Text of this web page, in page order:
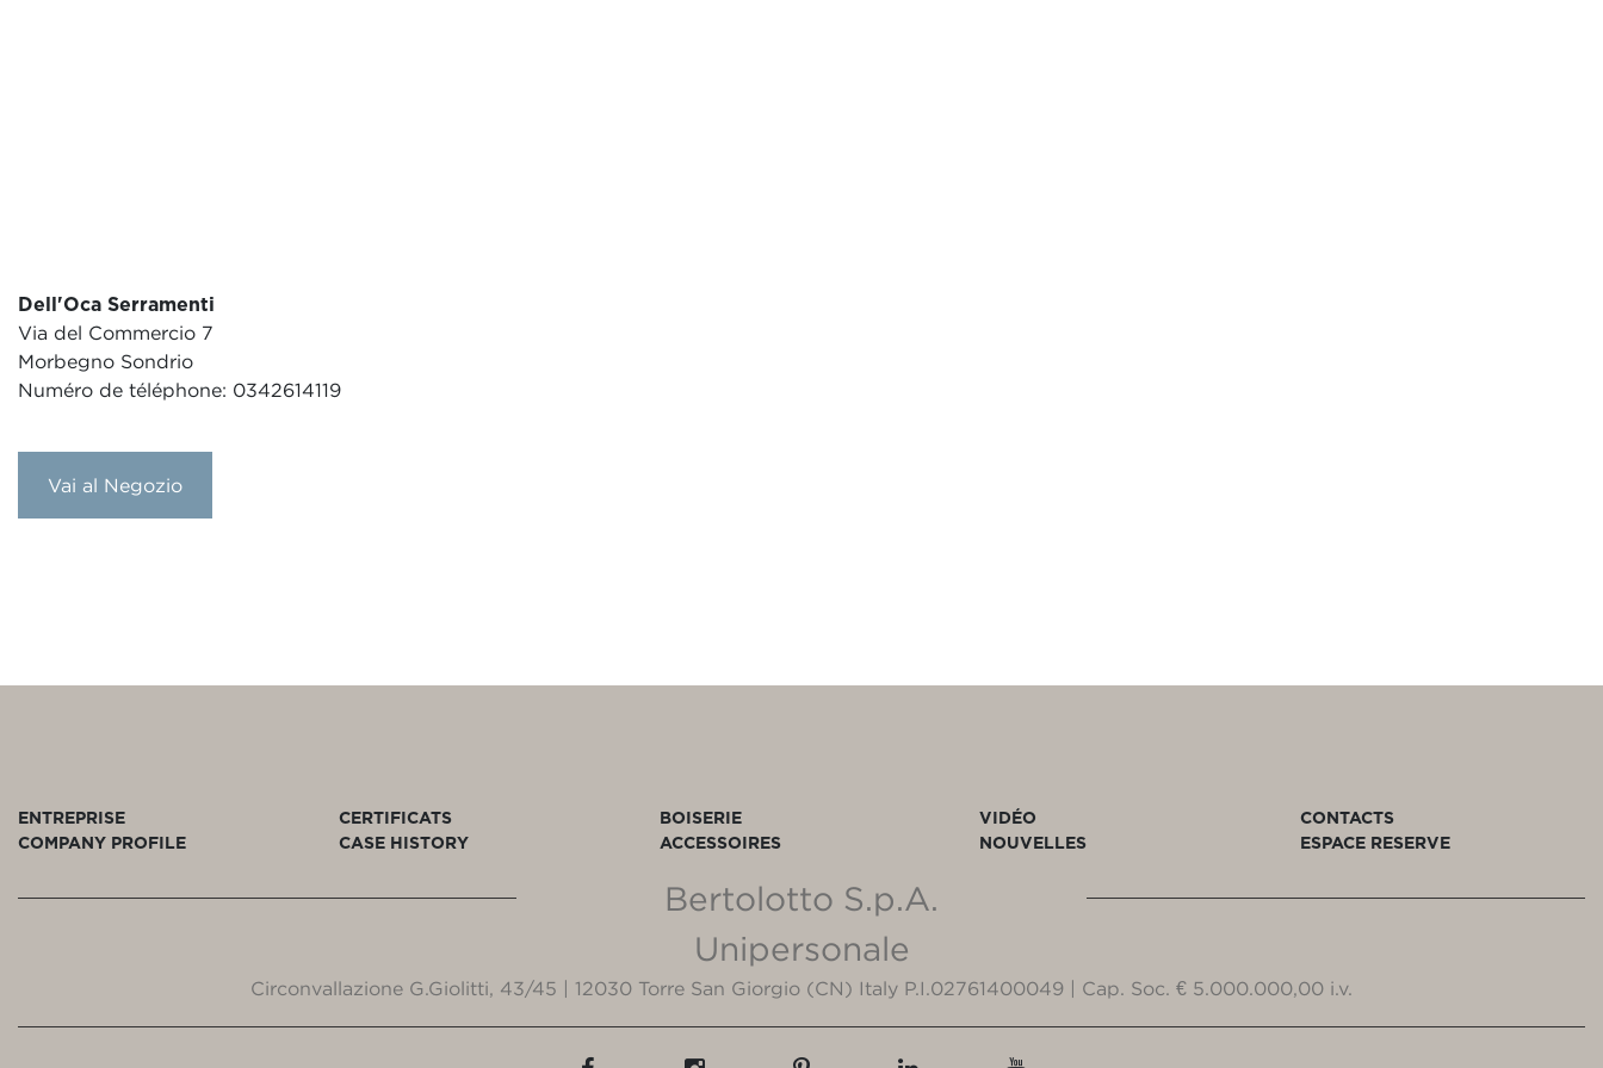
Dell'Oca Serramenti
Via del Commercio 7
Morbegno Sondrio
Numéro de téléphone: 0342614119
Vai al Negozio
ENTREPRISE
COMPANY PROFILE
CERTIFICATS
CASE HISTORY
BOISERIE
ACCESSOIRES
VIDÉO
NOUVELLES
CONTACTS
ESPACE RESERVE
Bertolotto S.p.A.
Unipersonale
Circonvallazione G.Giolitti, 43/45 | 12030 Torre San Giorgio (CN) Italy P.I.02761400049 | Cap. Soc. € 5.000.000,00 i.v.